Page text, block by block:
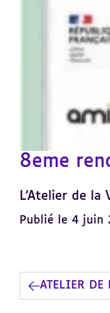
8eme
L'Atelier de la
Publié le 4 juin
ATELIER DE